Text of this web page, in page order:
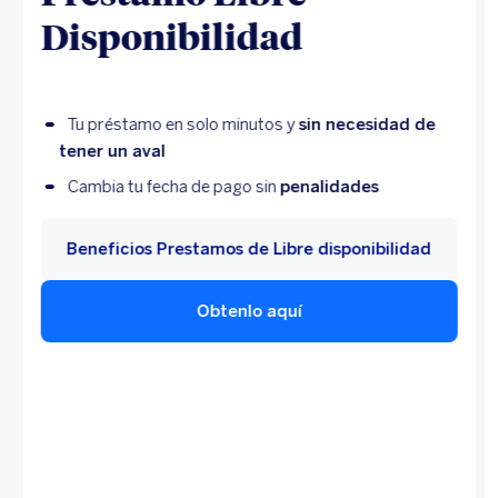
Disponibilidad
Tu préstamo en solo minutos ysin necesidad de
tener un aval
Cambia tu fecha de pago sin penalidades
Obtenlo aquí
Beneficios Prestamos de Libre disponibilidad